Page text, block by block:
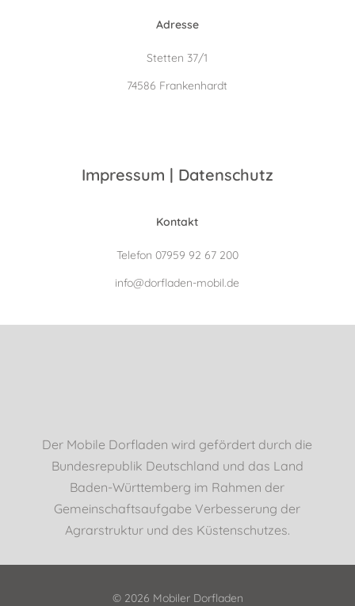
Adresse
Stetten 37/1
74586 Frankenhardt
Impressum | Datenschutz
Kontakt
Telefon 07959 92 67 200
info@dorfladen-mobil.de
Der Mobile Dorfladen wird gefördert durch die
Bundesrepublik Deutschland und das Land
Baden-Württemberg im Rahmen der
Gemeinschaftsaufgabe Verbesserung der
Agrarstruktur und des Küstenschutzes.
© 2026 Mobiler Dorfladen